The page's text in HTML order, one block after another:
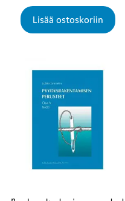
Lisää ostoskoriin